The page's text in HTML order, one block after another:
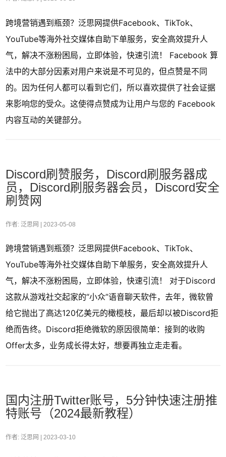
跨境营销遇到瓶颈？泛思网提供Facebook、TikTok、
YouTube等海外社交媒体自助下单服务，安全高效提升人
气，解决不涨粉困局，立即体验，快速引流！ Facebook 算
法中的大部分因素对用户来说是不可见的，但点赞是不同
的。因为任何人都可以看到它们，所以喜欢提供了社会证据
来影响您的受众。这使得点赞成为让用户与您的 Facebook
内容互动的关键部分。
Discord刷赞服务，Discord刷服务器成
员，Discord刷服务器会员，Discord安全
刷赞网
作者: 泛思网 | 2023-05-08
跨境营销遇到瓶颈？泛思网提供Facebook、TikTok、
YouTube等海外社交媒体自助下单服务，安全高效提升人
气，解决不涨粉困局，立即体验，快速引流！ 对于Discord
这款从游戏社交起家的“小众”语音聊天软件，去年，微软曾
给它抛出了高达120亿美元的橄榄枝，最后却以被Discord拒
绝而告终。Discord拒绝微软的原因很简单：接到的收购
Offer太多，业务成长得太好，想要再独立走走看。
国内注册Twitter账号，5分钟快速注册推
特账号（2024最新教程）
作者: 泛思网 | 2023-03-10